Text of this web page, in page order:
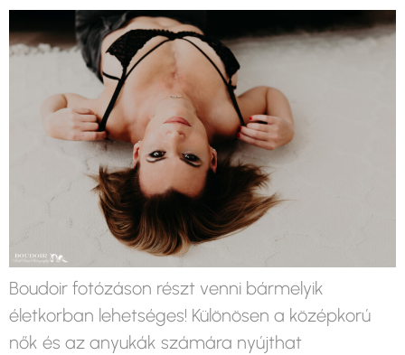
Boudoir fotózáson részt venni bármelyik
életkorban lehetséges! Különösen a középkorú
nők és az anyukák számára nyújthat